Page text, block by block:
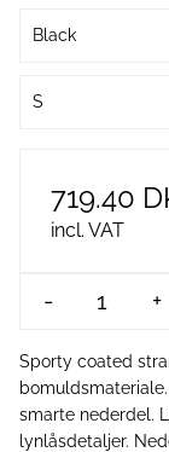
Black
S
719.40
incl. VAT
- +
Sporty coated
smarte nederdel.
lynlåsdetaljer.